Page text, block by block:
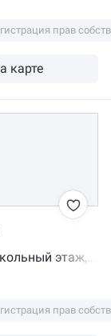
прав
карте
этаж,
прав